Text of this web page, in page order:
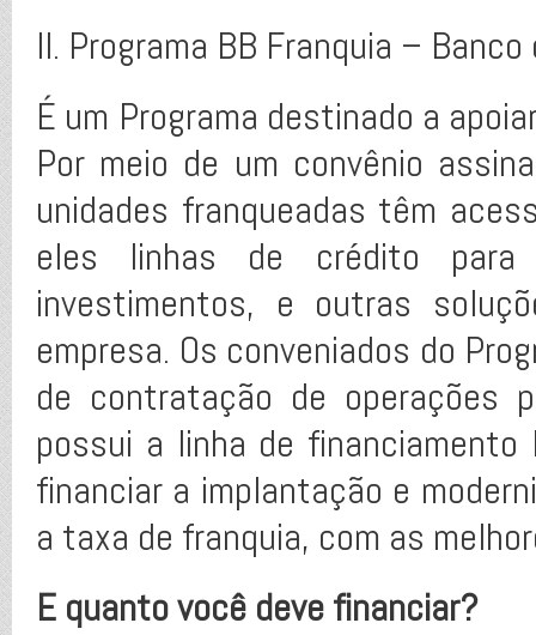
II. Programa BB Franquia –
É um Programa destinado a
Por meio de um convênio
unidades franqueadas têm
eles linhas de crédito
investimentos, e outras
empresa. Os conveniados do
de contratação de operações
possui a linha de financiamento
financiar a implantação e
a taxa de franquia, com as
E quanto você deve financiar?